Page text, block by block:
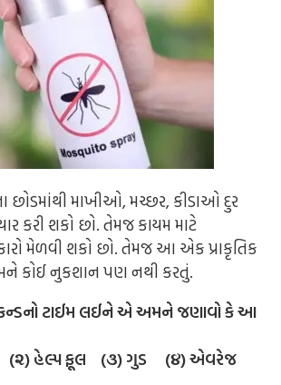
માખીઓ, મચ્છર, કીડાઓ દુર
કરી શકો છો. તેમજ કાયમ માટે
મેળવી શકો છો. તેમજ આ એક પ્રાકૃતિક
કોઈ નુકશાન પણ નથી કરતું.
ટાઈમ લઈને એ અમને જણાવો કે આ
(૨) હેલ્પ ફૂલ (૩) ગુડ (૪) એવરેજ